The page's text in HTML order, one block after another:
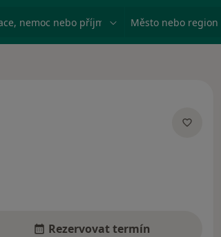
nemoc nebo příjmení Město nebo region
Rezervovat termín